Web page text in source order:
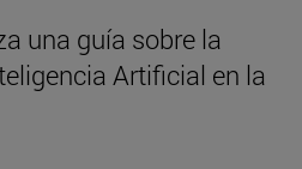
una guía sobre la
Artificial en la